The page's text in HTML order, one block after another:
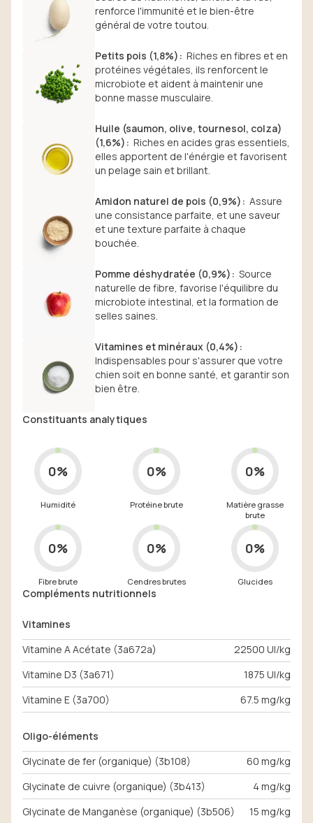
renforce l'immunité et le bien-être
général de votre toutou.
Petits pois (1,8%) : Riches en fibres et en
protéines végétales, ils renforcent le
microbiote et aident à maintenir une
bonne masse musculaire.
Huile (saumon, olive, tournesol, colza)
(1,6%) : Riches en acides gras essentiels,
elles apportent de l'énérgie et favorisent
un pelage sain et brillant.
Amidon naturel de pois (0,9%) : Assure
une consistance parfaite, et une saveur
et une texture parfaite à chaque
bouchée.
Pomme déshydratée (0,9%) : Source
naturelle de fibre, favorise l'équilibre du
microbiote intestinal, et la formation de
selles saines.
Vitamines et minéraux (0,4%) :
Indispensables pour s'assurer que votre
chien soit en bonne santé, et garantir son
bien être.
Constituants analytiques
0%
Humidité
0%
Protéine brute
0%
Matière grasse
brute
0%
Fibre brute
0%
Cendres brutes
0%
Glucides
Compléments nutritionnels
Vitamines
Vitamine A Acétate (3a672a)
22500 UI/kg
Vitamine D3 (3a671)
1875 UI/kg
Vitamine E (3a700)
67.5 mg/kg
Oligo-éléments
Glycinate de fer (organique) (3b108)
60 mg/kg
Glycinate de cuivre (organique) (3b413)
4 mg/kg
Glycinate de Manganèse (organique) (3b506)
15 mg/kg